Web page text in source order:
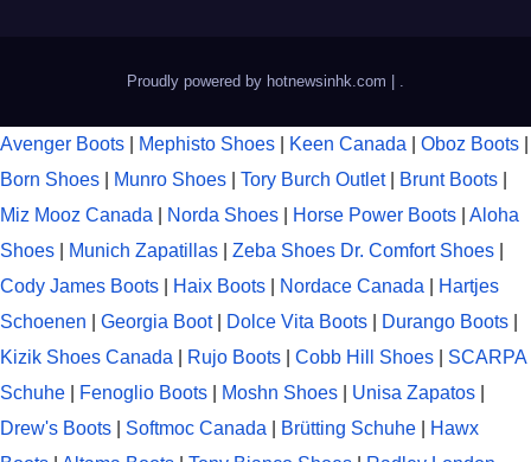
Proudly powered by hotnewsinhk.com |
Avenger Boots Mephisto Shoes Keen Canada Oboz Boots
Born Shoes
Munro Shoes Tory Burch Outlet Brunt Boots
Miz Mooz Canada
Norda Shoes Horse Power Boots
Aloha
Shoes
Munich Zapatillas Zeba Shoes Dr. Comfort Shoes
Cody James Boots
Haix Boots Nordace Canada
Hartjes
Schoenen
Georgia Boot| Dolce Vita Boots Durango Boots
Kizik Shoes Canada
Rujo Boots Cobb Hill Shoes
SCARPA
Schuhe
Fenoglio Boots Moshn Shoes Unisa Zapatos
Drew's Boots
Softmoc Canada Brütting Schuhe
Hawx